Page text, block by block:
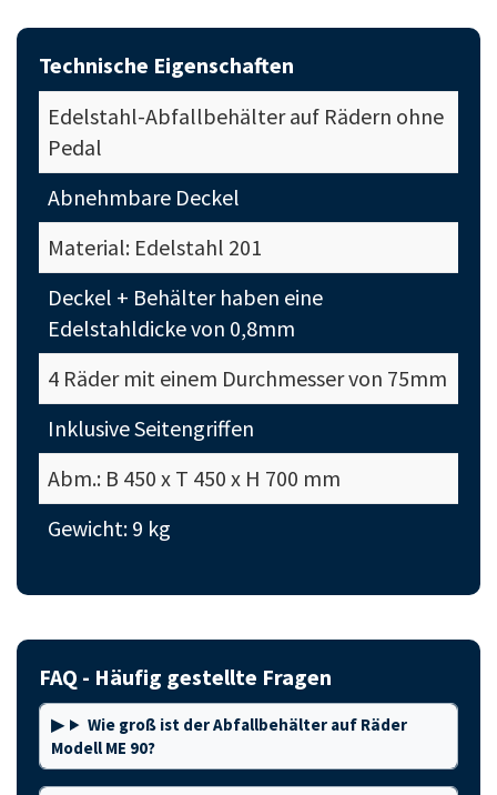
Technische Eigenschaften
Edelstahl-Abfallbehälter auf Rädern ohne
Pedal
Abnehmbare Deckel
Material: Edelstahl 201
Deckel + Behälter haben eine
Edelstahldicke von 0,8mm
4 Räder mit einem Durchmesser von 75mm
Inklusive Seitengriffen
Abm.: B 450 x T 450 x H 700 mm
Gewicht: 9 kg
FAQ - Häufig gestellte Fragen
Wie groß ist der Abfallbehälter auf Räder
Modell ME 90?